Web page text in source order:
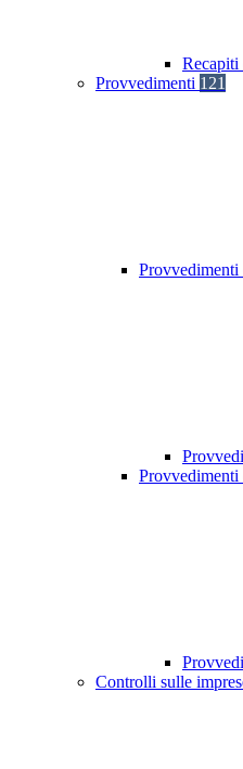
Recapiti
Provvedimenti 121
Controlli sulle